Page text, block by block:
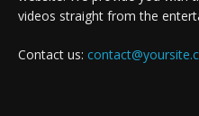
videos straight from the
Contact us: